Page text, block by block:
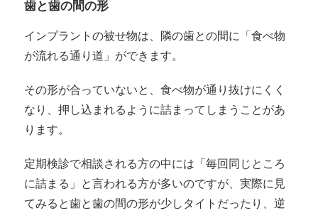
歯と歯の間の形
インプラントの被せ物は、隣の歯との間に「食べ物
が流れる通り道」ができます。
その形が合っていないと、食べ物が通り抜けにくく
なり、押し込まれるように詰まってしまうことがあ
ります。
定期検診で相談される方の中には「毎回同じところ
に詰まる」と言われる方が多いのですが、実際に見
てみると歯と歯の間の形が少しタイトだったり、逆